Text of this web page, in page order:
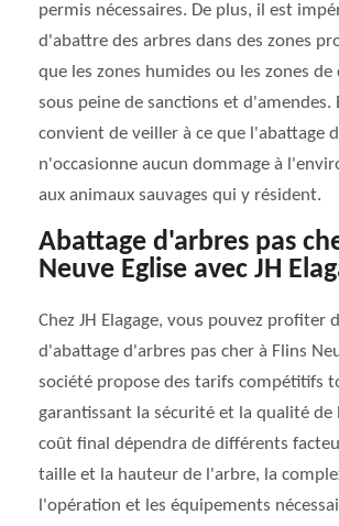
permis nécessaires. De plus, il est
d'abattre des arbres dans des zones
que les zones humides ou les zones de
sous peine de sanctions et d'amendes.
convient de veiller à ce que l'abattage
n'occasionne aucun dommage à
aux animaux sauvages qui y résident.
Abattage d'arbres pas
Neuve Eglise avec JH
Chez JH Elagage, vous pouvez profiter
d'abattage d'arbres pas cher à Flins
société propose des tarifs compétitifs
garantissant la sécurité et la qualité de
coût final dépendra de différents
taille et la hauteur de l'arbre, la
l'opération et les équipements